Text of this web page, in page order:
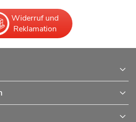
Widerruf und
Reklamation